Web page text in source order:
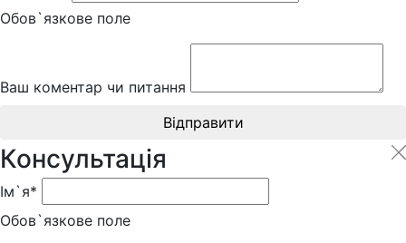
Обов`язкове поле
Ваш коментар чи питання
Відправити
Консультація
Ім`я*
Обов`язкове поле